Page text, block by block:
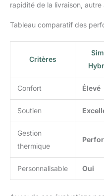
rapidité de la livraison, autre
Tableau comparatif des
Critères
Confort Élevé
Soutien
Gestion
thermique
Personnalisable Oui